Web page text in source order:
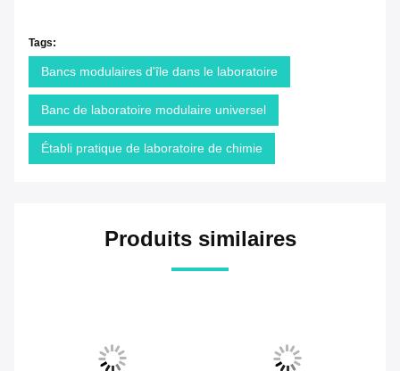
Tags:
Bancs modulaires d'île dans le laboratoire
Banc de laboratoire modulaire universel
Établi pratique de laboratoire de chimie
Produits similaires